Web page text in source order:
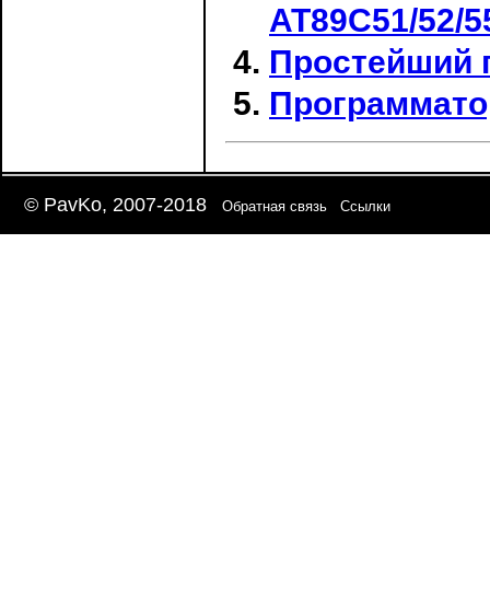
AT89C51/52/
Простейший
© PavKo, 2007-2018 Обратная связь Ссылки